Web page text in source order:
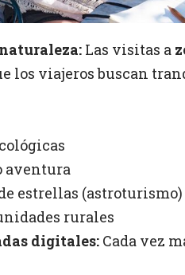
Las visitas a
los viajeros buscan
aventura
estrellas (astroturismo)
rurales
digitales: Cada vez